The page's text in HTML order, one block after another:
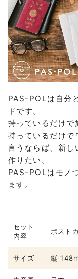
PAS-POLは自分
ドです。
持っているだけで
持っているだけで
言うならば、新
作りたい。
PAS-POLはモノ
ます。
セット
内容
ポスト
サイズ 縦